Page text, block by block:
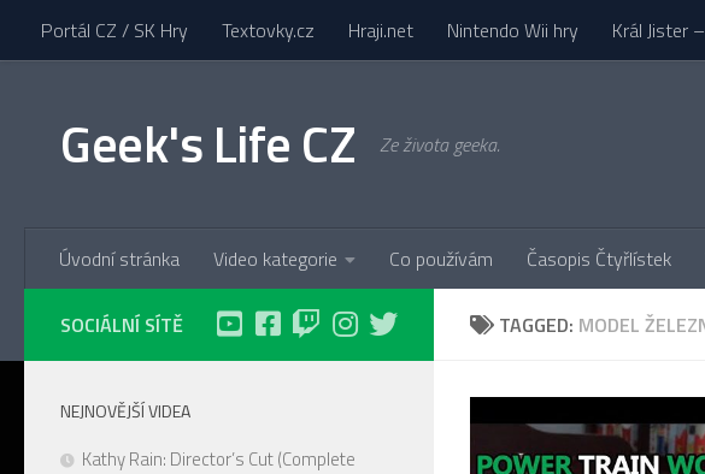
Skip to content
Portál CZ / SK Hry Textovky.cz Hraji.net Nintendo Wii hry Král Jister
Geek's Life CZ Ze života geeka.
Úvodní stránka Video kategorie Co používám Časopis Čtyřlístek
TAGGED: MODEL
SOCIÁLNÍ SÍTĚ
NEJNOVĚJŠÍ VIDEA
Kathy Rain: Director’s Cut (Complete